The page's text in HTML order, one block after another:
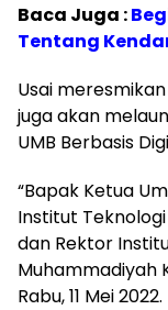
Baca Juga :
Tentang
Usai
juga akan
UMB Berbasis
“Bapak Ketua
Institut
dan Rektor
Muhammadiyah
Rabu, 11 Mei 2022.